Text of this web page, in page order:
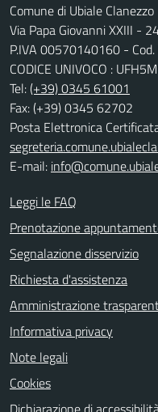
Comune di Ubiale Clanezzo
Via Papa Giovanni XXIII -
P.IVA 00570140160 -
CODICE UNIVOCO :
Tel:(+39) 0345 61001
Fax: (+39) 0345 62702
Posta Elettronica
E-mail:
Leggi le FAQ
Prenotazione
Segnalazione disservizio
Richiesta d'assistenza
Amministrazione
Informativa privacy
Note legali
Cookies